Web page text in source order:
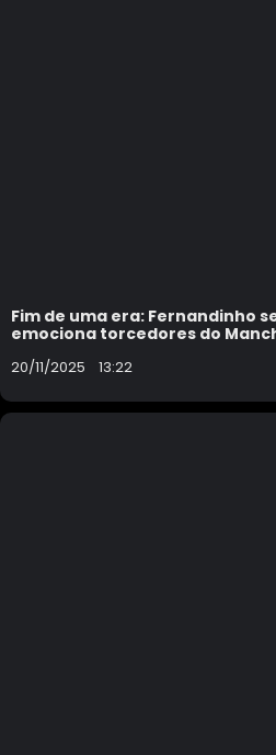
Fim de uma era: Fernandinho
emociona torcedores do
20/11/2025 13:22